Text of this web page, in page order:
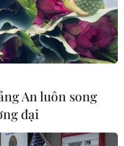
An luôn song
đại